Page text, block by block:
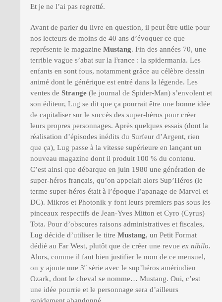
Et je ne l’ai pas regretté.
Avant de parler du livre en question, il peut être utile pour
nos lecteurs de moins de 40 ans d’évoquer ce que
représente le magazine Mustang. Fin des années 70, une
terrible vague s’abat sur la France : la spidermania. Les
enfants en sont fous, notamment grâce au célèbre dessin
animé dont le générique est entré dans la légende. Les
ventes de Strange (le journal de Spider-Man) s’envolent et
son éditeur, Lug se dit que ça pourrait être une bonne idée
de capitaliser sur le succès des super-héros pour créer
leurs propres personnages. Après quelques essais (dont la
réalisation d’épisodes inédits du Surfeur d’Argent, rien
que ça), Lug passe à la vitesse supérieure en lançant un
nouveau magazine dont il produit 100 % du contenu.
C’est ainsi que débarque en juin 1980 une génération de
super-héros français, qu’on appelait alors Sup’Héros (le
terme super-héros était à l’époque l’apanage de Marvel et
DC). Mikros et Photonik y font leurs premiers pas sous les
pinceaux respectifs de Jean-Yves Mitton et Cyro (Cyrus)
Tota. Pour d’obscures raisons administratives et fiscales,
Lug décide d’utiliser le titre Mustang, un Petit Format
dédié au Far West, plutôt que de créer une revue ex nihilo.
Alors, comme il faut bien justifier le nom de ce mensuel,
on y ajoute une 3e série avec le sup’héros amérindien
Ozark, dont le cheval se nomme… Mustang. Oui, c’est
une idée pourrie et le personnage sera d’ailleurs
rapidement abandonné.